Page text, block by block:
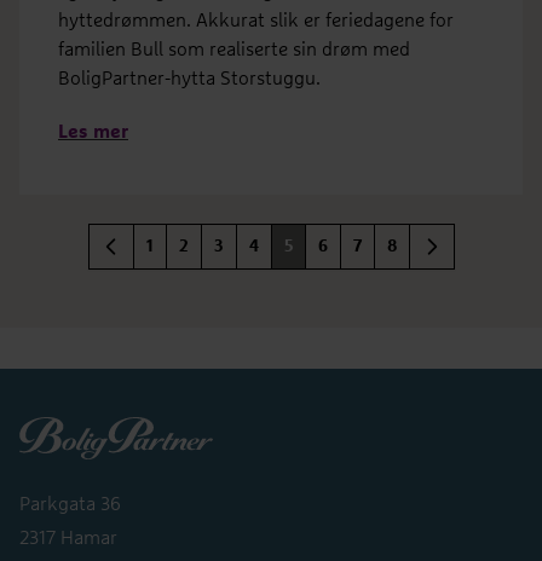
hyttedrømmen. Akkurat slik er feriedagene for
familien Bull som realiserte sin drøm med
BoligPartner-hytta Storstuggu.
Les mer
1 2 3 4 5 6 7 8
Boligpartner
Parkgata 36
2317 Hamar